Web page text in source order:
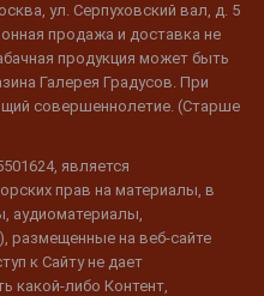
ул. Серпуховский вал, д. 5
продажа и доставка не
продукция может быть
Галерея Градусов. При
совершеннолетие. (Старше
является
прав на материалы, в
аудиоматериалы,
размещенные на веб-сайте
к Сайту не дает
какой-либо Контент,